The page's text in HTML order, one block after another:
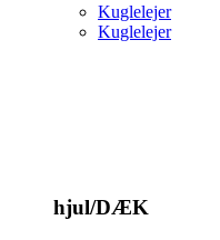
Kuglelejer
Kuglelejer
hjul/DÆK